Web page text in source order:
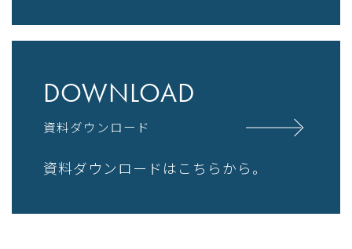
DOWNLOAD
資料ダウンロード
資料ダウンロードはこちらから。